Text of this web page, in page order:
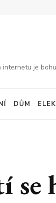
internetu je
DŮM
se